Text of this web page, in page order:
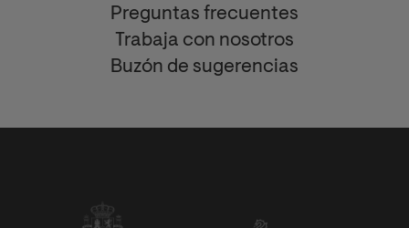
Preguntas frecuentes
Trabaja con nosotros
Buzón de sugerencias